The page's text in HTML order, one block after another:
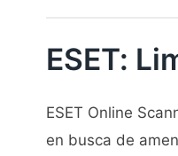
ESET:
ESET Online
en busca de